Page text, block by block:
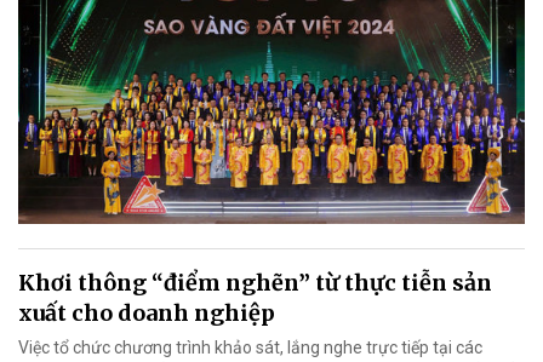
Khơi thông “điểm nghẽn” từ thực tiễn sản
xuất cho doanh nghiệp
Việc tổ chức chương trình khảo sát, lắng nghe trực tiếp tại các